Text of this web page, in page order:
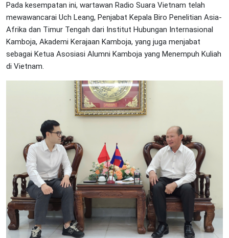
Pada kesempatan ini, wartawan Radio Suara Vietnam telah
mewawancarai Uch Leang, Penjabat Kepala Biro Penelitian Asia-
Afrika dan Timur Tengah dari Institut Hubungan Internasional
Kamboja, Akademi Kerajaan Kamboja, yang juga menjabat
sebagai Ketua Asosiasi Alumni Kamboja yang Menempuh Kuliah
di Vietnam.